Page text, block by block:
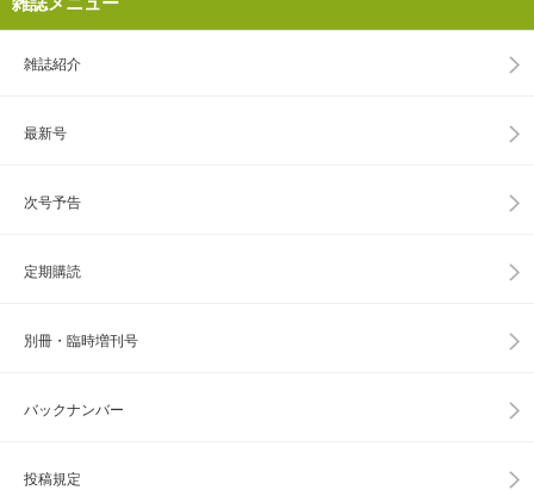
雑誌紹介
最新号
次号予告
定期購読
別冊・臨時増刊号
バックナンバー
投稿規定